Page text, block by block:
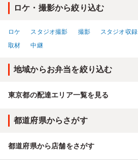
ロケ・撮影から絞り込む
ロケ スタジオ撮影 撮影 スタジオ収録
取材
中継
地域からお弁当を絞り込む
東京都の配達エリア一覧を見る
都道府県からさがす
都道府県から店舗をさがす